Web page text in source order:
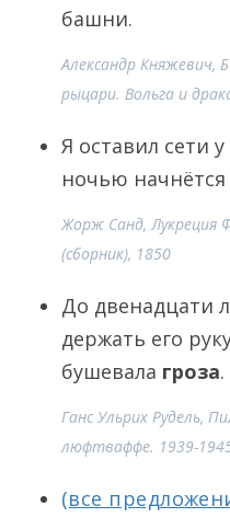
башни.
Александр Княжевич,
рыцари. Вольга и
Я оставил сети
ночью начнётся
Жорж Санд, Лукреция
(сборник), 1850
До двенадцати
держать его
бушевала гроза.
Ганс Ульрих Рудель,
люфтваффе. 1939-
(все